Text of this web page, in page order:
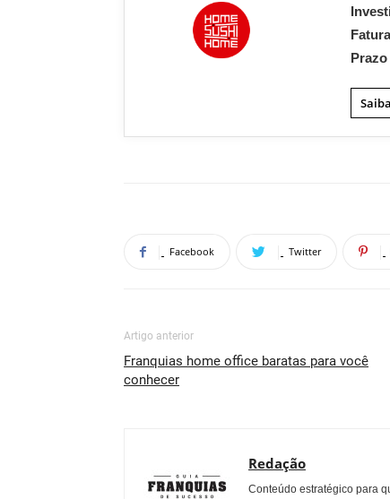
Facebook Twitter
Artigo anterior
Franquias home office baratas para você
conhecer
Redação
Conteúdo estratégico para